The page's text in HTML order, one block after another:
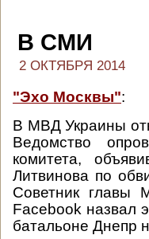
В СМИ
2 ОКТЯБРЯ 2014
"Эхо Москвы":
В МВД Украины
Ведомство
комитета,
Литвинова по
Советник главы
Facebook назвал
батальоне Днепр